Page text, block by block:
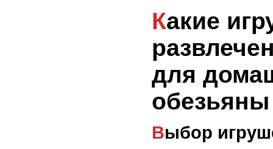
Какие игрушки и
для
обезьяны
Выбор